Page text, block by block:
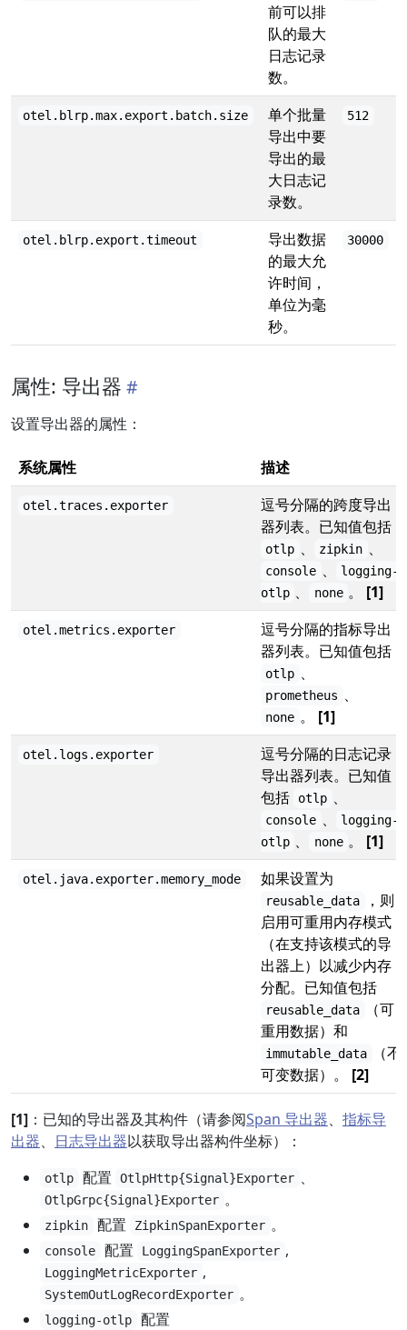
前可以排
队的最大
日志记录
数。
otel.blrp.max.export.batch.size
单个批量
导出中要
导出的最
大日志记
录数。
512
otel.blrp.export.timeout
导出数据
的最大允
许时间，
单位为毫
秒。
30000
属性: 导出器
设置导出器的属性：
系统属性 描述
otel.traces.exporter
逗号分隔的跨度导出
器列表。已知值包括
otlp 、 zipkin 、
console 、
logging-
otlp 、 none 。 [1]
otel.metrics.exporter
逗号分隔的指标导出
器列表。已知值包括
otlp 、
prometheus 、
none 。 [1]
otel.logs.exporter
逗号分隔的日志记录
导出器列表。已知值
包括
otlp 、
console 、
logging-
otlp 、 none 。 [1]
otel.java.exporter.memory_mode 如果设置为
reusable_data
，则
启用可重用内存模式
（在支持该模式的导
出器上）以减少内存
分配。已知值包括
reusable_data
（可
重用数据）和
immutable_data
（不
可变数据）。 [2]
[1] ：已知的导出器及其构件（请参阅Span 导出器、 指标导
出器、 日志导出器以获取导出器构件坐标）：
otlp 配置 OtlpHttp{Signal}Exporter 、
OtlpGrpc{Signal}Exporter 。
zipkin 配置 ZipkinSpanExporter 。
console 配置 LoggingSpanExporter ,
LoggingMetricExporter ,
SystemOutLogRecordExporter 。
logging-otlp 配置